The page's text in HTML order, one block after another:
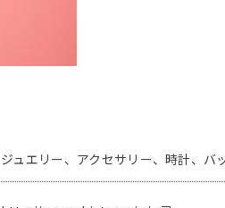
ジュエリー、アクセサリー、時計、バ